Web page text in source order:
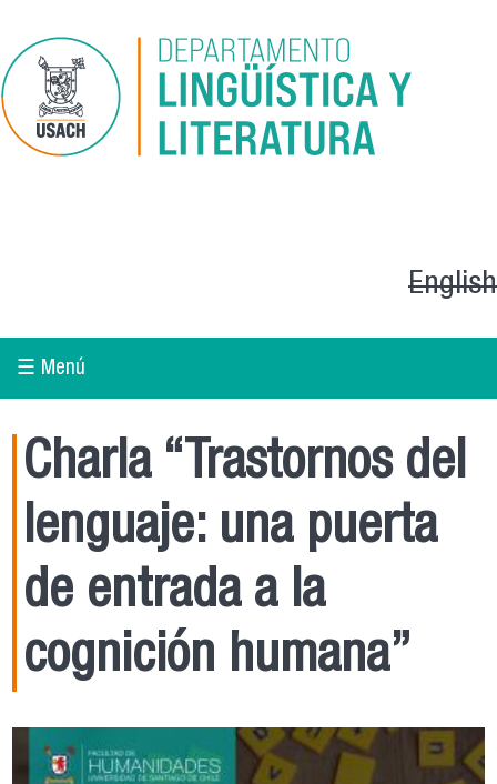
English
☰ Menú
Charla “Trastornos del
lenguaje: una puerta
de entrada a la
cognición humana”